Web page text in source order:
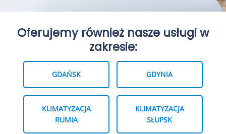
Oferujemy również nasze usługi w
zakresie:
GDAŃSK GDYNIA
KLIMATYZACJA
RUMIA
KLIMATYZACJA
SŁUPSK